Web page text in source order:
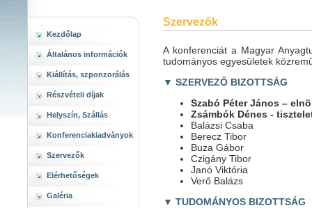
Kezdőlap
Általános információk
Kiállítás, szponzorálás
Részvételi díjak
Helyszín, Szállás
Konferenciakiadványok
Szervezők
Elérhetőségek
Galéria
Szervezők
A konferenciát a Magyar
tudományos egyesületek
▼ SZERVEZŐ BIZOTTSÁG
Szabó Péter János –
Zsámbók Dénes -
Balázsi Csaba
Berecz Tibor
Buza Gábor
Czigány Tibor
Janó Viktória
Verő Balázs
▼ TUDOMÁNYOS BIZOTTSÁG